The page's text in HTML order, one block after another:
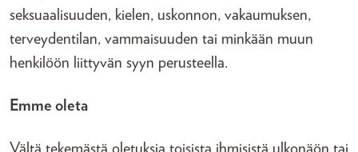
seksuaalisuuden, kielen, uskonnon, vakaumuksen,
terveydentilan, vammaisuuden tai minkään muun
henkilöön liittyvän syyn perusteella.
Emme oleta
Vältä tekemästä oletuksia toisista ihmisistä ulkonäön tai